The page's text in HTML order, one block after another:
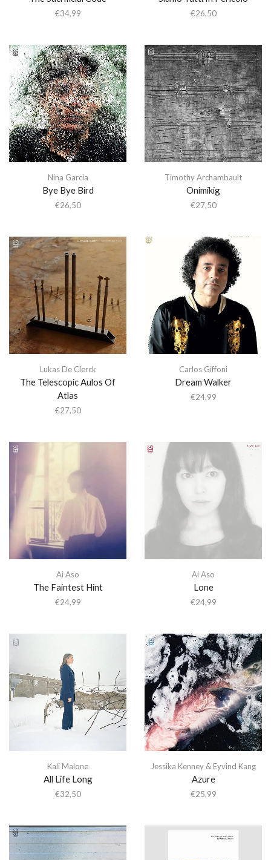
€34,99 €26,50
Nina Garcia
Bye Bye Bird
€26,50
Timothy Archambault
Onimikig
€27,50
Lukas De Clerck
The Telescopic Aulos Of
Atlas
€27,50
Carlos Giffoni
Dream Walker
€24,99
Ai Aso
The Faintest Hint
€24,99
Ai Aso
Lone
€24,99
Kali Malone
All Life Long
€32,50
Jessika Kenney & Eyvind Kang
Azure
€25,99